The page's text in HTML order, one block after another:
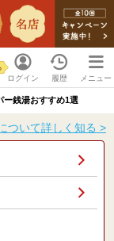
ログイン 履歴 メニュー
ー銭湯おすすめ1選
ついて詳しく知る >